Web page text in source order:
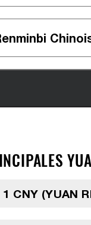
1 CNY (YUAN